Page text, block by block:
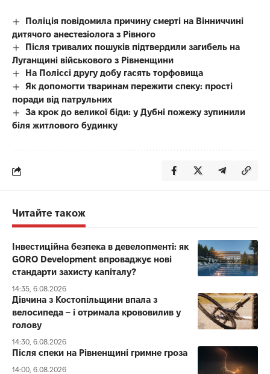
Поліція повідомила причину смерті на Вінниччині
дитячого анестезіолога з Рівного
Після тривалих пошуків підтвердили загибель на
Луганщині військового з Рівненщини
На Поліссі другу добу гасять торфовища
Як допомогти тваринам пережити спеку: прості
поради від патрульних
За крок до великої біди: у Дубні пожежу зупинили
біля житлового будинку
Читайте також
Інвестиційна безпека в девелопменті: як
GORO Development впроваджує нові
стандарти захисту капіталу?
14:35, 6.08.2026
Дівчина з Костопільщини впала з
велосипеда – і отримала крововилив у
голову
14:30, 6.08.2026
Після спеки на Рівненщині гримне гроза
14:00, 6.08.2026